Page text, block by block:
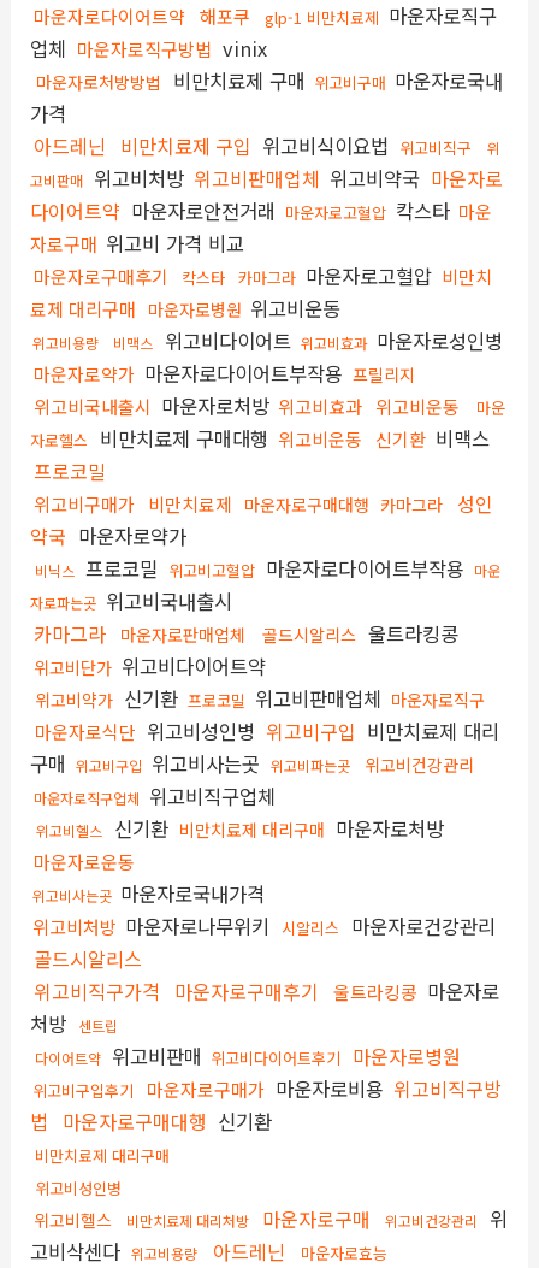
마운자로다이어트약 해포쿠 glp-1 비만치료제 마운자로직구
업체 마운자로직구방법 vinix
마운자로처방방법 비만치료제 구매 위고비구매 마운자로국내
가격
아드레닌
비만치료제 구입 위고비식이요법 위고비직구
위
고비판매 위고비처방 위고비판매업체 위고비약국 마운자로
다이어트약 마운자로안전거래 마운자로고혈압 칵스타 마운
자로구매 위고비 가격 비교
마운자로구매후기 칵스타 카마그라 마운자로고혈압 비만치
료제 대리구매 마운자로병원 위고비운동
위고비용량 비맥스 위고비다이어트 위고비효과 마운자로성인병
마운자로약가 마운자로다이어트부작용 프릴리지
위고비국내출시 마운자로처방 위고비효과 위고비운동
마운
자로헬스
비만치료제 구매대행 위고비운동 신기환 비맥스
프로코밀
위고비구매가 비만치료제 마운자로구매대행 카마그라
성인
약국 마운자로약가
비닉스 프로코밀 위고비고혈압 마운자로다이어트부작용 마운
자로파는곳 위고비국내출시
카마그라
마운자로판매업체 골드시알리스 울트라킹콩
위고비단가 위고비다이어트약
위고비약가 신기환 프로코밀 위고비판매업체 마운자로직구
마운자로식단 위고비성인병 위고비구입 비만치료제 대리
구매
위고비구입 위고비사는곳 위고비파는곳 위고비건강관리
마운자로직구업체 위고비직구업체
위고비헬스 신기환 비만치료제 대리구매 마운자로처방
마운자로운동
위고비사는곳 마운자로국내가격
위고비처방 마운자로나무위키 시알리스
마운자로건강관리
골드시알리스
위고비직구가격
마운자로구매후기 울트라킹콩 마운자로
처방
센트립
다이어트약 위고비판매 위고비다이어트후기 마운자로병원
위고비구입후기 마운자로구매가 마운자로비용 위고비직구방
법
마운자로구매대행 신기환
비만치료제 대리구매
위고비성인병
위고비헬스 비만치료제 대리처방 마운자로구매 위고비건강관리
위
고비삭센다 위고비용량 아드레닌 마운자로효능